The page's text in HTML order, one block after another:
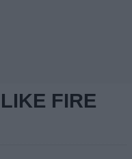
FIRE